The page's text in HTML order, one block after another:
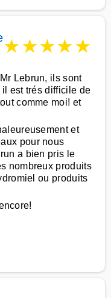
★★★★★
Lebrun, ils sont
est trés difficile de
comme moi! et
et
pour nous
a bien pris le
nombreux produits
ou produits